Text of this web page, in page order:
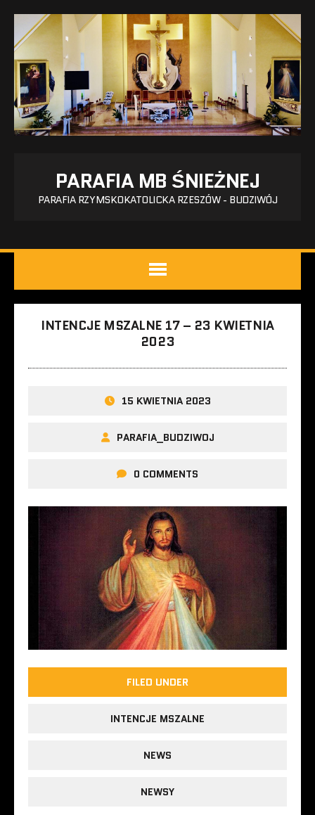
PARAFIA MB ŚNIEŻNEJ
PARAFIA RZYMSKOKATOLICKA RZESZÓW - BUDZIWÓJ
INTENCJE MSZALNE 17 – 23 KWIETNIA
2023
15 KWIETNIA 2023
PARAFIA_BUDZIWOJ
0 COMMENTS
FILED UNDER
INTENCJE MSZALNE
NEWS
NEWSY